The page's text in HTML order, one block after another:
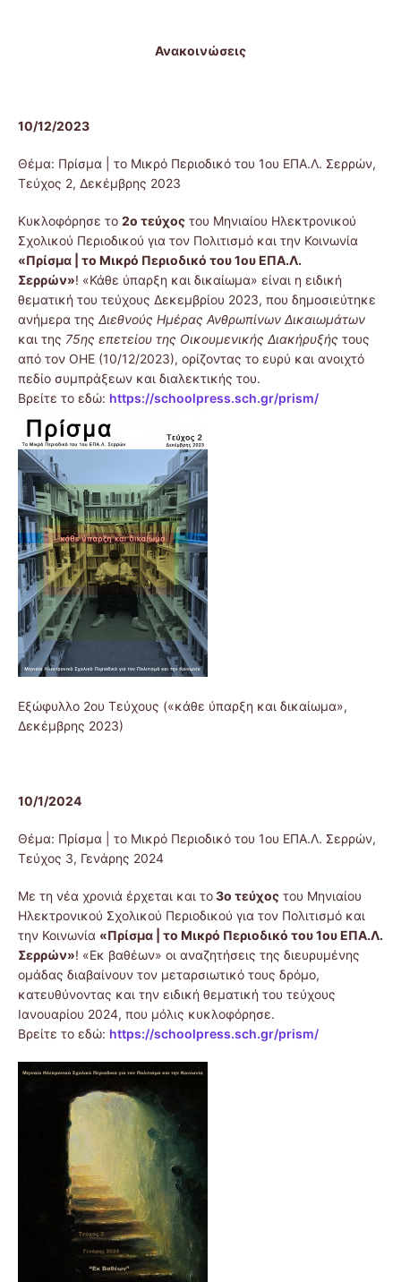
Ανακοινώσεις
10/12/2023
Θέμα: Πρίσμα | το Μικρό Περιοδικό του 1ου ΕΠΑ.Λ. Σερρών,
Τεύχος 2, Δεκέμβρης 2023
Κυκλοφόρησε το 2ο τεύχος του Μηνιαίου Ηλεκτρονικού
Σχολικού Περιοδικού για τον Πολιτισμό και την Κοινωνία
«Πρίσμα
το Μικρό Περιοδικό του 1ου ΕΠΑ.Λ.
Σερρών»! «Κάθε ύπαρξη και δικαίωμα» είναι η ειδική
θεματική του τεύχους Δεκεμβρίου 2023, που δημοσιεύτηκε
ανήμερα της Διεθνούς Ημέρας Ανθρωπίνων Δικαιωμάτων
και της 75ης επετείου της Οικουμενικής Διακήρυξής τους
από τον ΟΗΕ (10/12/2023), ορίζοντας το ευρύ και ανοιχτό
πεδίο συμπράξεων και διαλεκτικής του.
Βρείτε το εδώ: https://schoolpress.sch.gr/prism/
Εξώφυλλο 2ου Τεύχους («κάθε ύπαρξη και δικαίωμα»,
Δεκέμβρης 2023)
10/1/2024
Θέμα: Πρίσμα | το Μικρό Περιοδικό του 1ου ΕΠΑ.Λ. Σερρών,
Τεύχος 3, Γενάρης 2024
Με τη νέα χρονιά έρχεται και το3ο τεύχος του Μηνιαίου
Ηλεκτρονικού Σχολικού Περιοδικού για τον Πολιτισμό και
την Κοινωνία «Πρίσμα
το Μικρό Περιοδικό του 1ου ΕΠΑ.Λ.
Σερρών»! «Εκ βαθέων» οι αναζητήσεις της διευρυμένης
ομάδας διαβαίνουν τον μεταρσιωτικό τους δρόμο,
κατευθύνοντας και την ειδική θεματική του τεύχους
Ιανουαρίου 2024, που μόλις κυκλοφόρησε.
Βρείτε το εδώ: https://schoolpress.sch.gr/prism/